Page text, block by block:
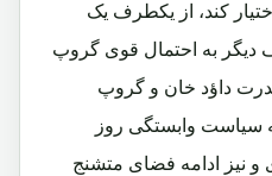
کند، از یکطرف یک
به احتمال قوی گروپ
داؤد خان و گروپ
سیاست وابستگی روز
و نیز ادامه فضای متشنج